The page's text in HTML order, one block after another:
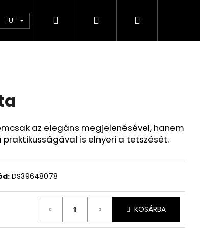
Üzleti feltételek Kapcsolatfelvételi űrlap
HUF KeresésBejelentkezés
Kosár
az elegáns megjelenésével, hanem
is elnyeri a tetszését.
DS39648078
KOSÁRBA